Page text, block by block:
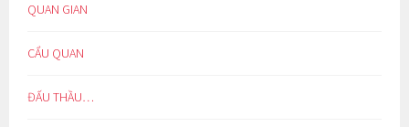
QUAN GIAN
CẨU QUAN
ĐẤU THẦU…